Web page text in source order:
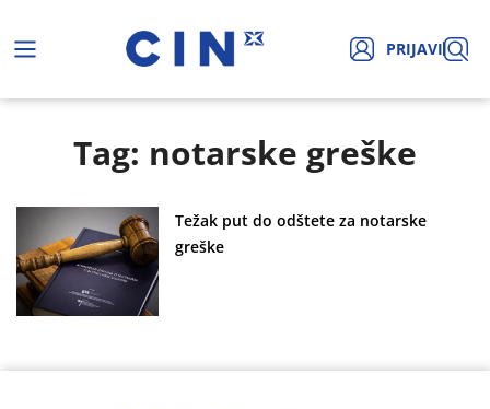
PRIJAVI
Tag: notarske greške
Težak put do odštete za notarske
greške